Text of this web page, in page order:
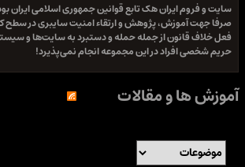
سایت و فروم ایران هک تابع قوانین جمهوری اسلامی ایران
صرفا جهت آموزش، پژوهش و ارتقاء امنیت سایبری در
فعل خلاف قانون از جمله حمله و دستبرد به سایت‌ها و
حریم شخصی افراد در این مجموعه انجام نمی‌پذیرد!
آموزش ها و مقالات